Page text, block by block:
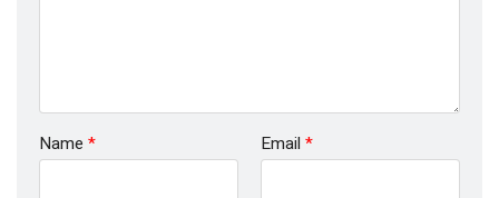
Name * Email *